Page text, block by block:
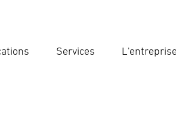
Services L'entreprise